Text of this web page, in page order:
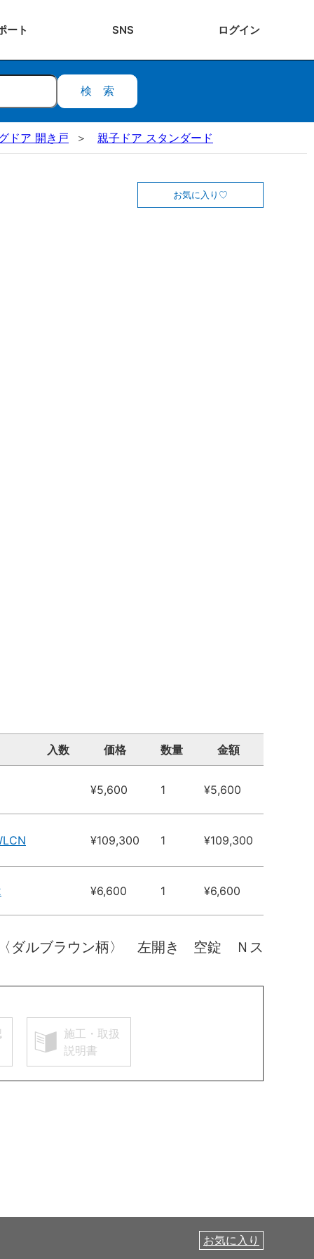
ート SNS ログイン
検索
ドア 開き戸 親子ドア スタンダード
お気に入り
入数 価格 数量 金額
¥5,600 1 ¥5,600
¥109,300 1 ¥109,300
¥6,600 1 ¥6,600
ダルブラウン柄〉 左開き 空錠 Ｎス
施工・取扱
説明書
お気に入り